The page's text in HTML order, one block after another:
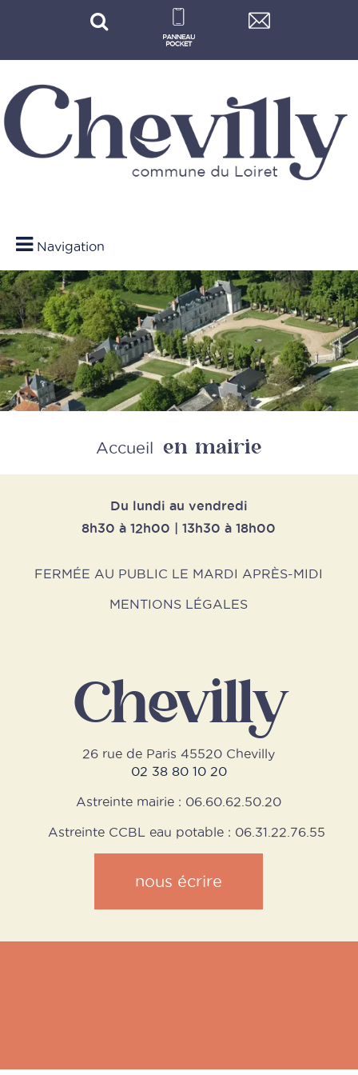
Navigation
Retour
Accueil en mairie
Du lundi au vendredi
8h30 à 12h00 | 13h30 à 18h00
FERMÉE AU PUBLIC LE MARDI APRÈS-MIDI
MENTIONS LÉGALES
Chevilly
26 rue de Paris 45520 Chevilly
02 38 80 10 20
Astreinte mairie : 06.60.62.50.20
Astreinte CCBL eau potable : 06.31.22.76.55
nous écrire